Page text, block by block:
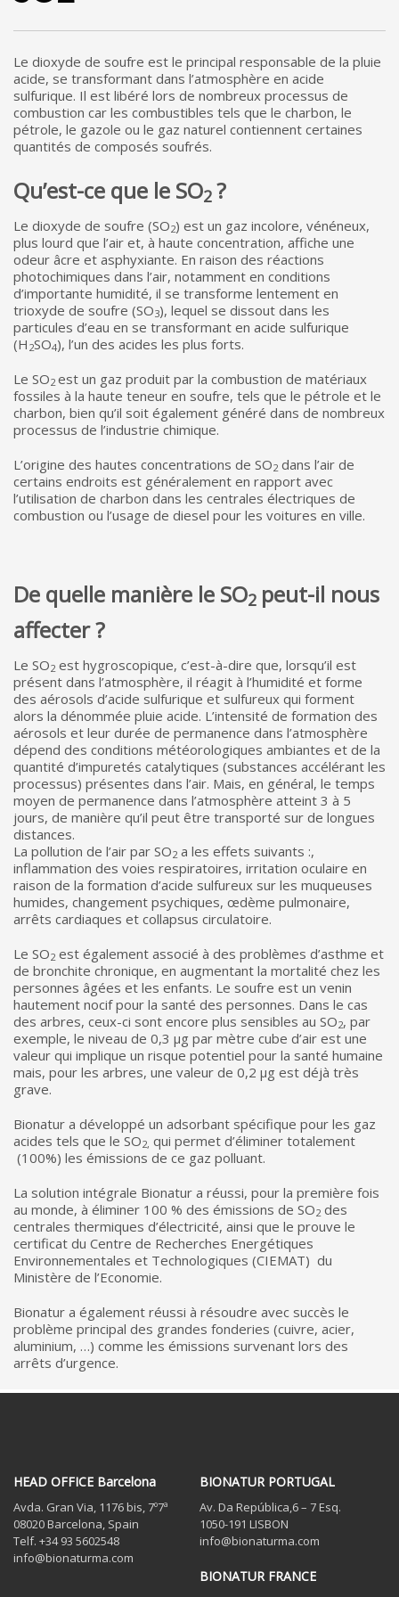
Le dioxyde de soufre est le principal responsable de la pluie
acide, se transformant dans l’atmosphère en acide
sulfurique. Il est libéré lors de nombreux processus de
combustion car les combustibles tels que le charbon, le
pétrole, le gazole ou le gaz naturel contiennent certaines
quantités de composés soufrés.
Qu’est-ce que le SO2 ?
Le dioxyde de soufre (SO2) est un gaz incolore, vénéneux,
plus lourd que l’air et, à haute concentration, affiche une
odeur âcre et asphyxiante. En raison des réactions
photochimiques dans l’air, notamment en conditions
d’importante humidité, il se transforme lentement en
trioxyde de soufre (SO3), lequel se dissout dans les
particules d’eau en se transformant en acide sulfurique
(H 2SO4), l’un des acides les plus forts.
Le SO2est un gaz produit par la combustion de matériaux
fossiles à la haute teneur en soufre, tels que le pétrole et le
charbon, bien qu’il soit également généré dans de nombreux
processus de l’industrie chimique.
L’origine des hautes concentrations de SO2 dans l’air de
certains endroits est généralement en rapport avec
l’utilisation de charbon dans les centrales électriques de
combustion ou l’usage de diesel pour les voitures en ville.
De quelle manière le SO2 peut-il nous
affecter ?
Le SO2 est hygroscopique, c’est-à-dire que, lorsqu’il est
présent dans l’atmosphère, il réagit à l’humidité et forme
des aérosols d’acide sulfurique et sulfureux qui forment
alors la dénommée pluie acide. L’intensité de formation des
aérosols et leur durée de permanence dans l’atmosphère
dépend des conditions météorologiques ambiantes et de la
quantité d’impuretés catalytiques (substances accélérant les
processus) présentes dans l’air. Mais, en général, le temps
moyen de permanence dans l’atmosphère atteint 3 à 5
jours, de manière qu’il peut être transporté sur de longues
distances.
La pollution de l’air par SO2 a les effets suivants :,
inflammation des voies respiratoires, irritation oculaire en
raison de la formation d’acide sulfureux sur les muqueuses
humides, changement psychiques, œdème pulmonaire,
arrêts cardiaques et collapsus circulatoire.
Le SO2 est également associé à des problèmes d’asthme et
de bronchite chronique, en augmentant la mortalité chez les
personnes âgées et les enfants. Le soufre est un venin
hautement nocif pour la santé des personnes. Dans le cas
des arbres, ceux-ci sont encore plus sensibles au SO2, par
exemple, le niveau de 0,3 µg par mètre cube d’air est une
valeur qui implique un risque potentiel pour la santé humaine
mais, pour les arbres, une valeur de 0,2 µg est déjà très
grave.
Bionatur a développé un adsorbant spécifique pour les gaz
acides tels que le SO2, qui permet d’éliminer totalement
(100%) les émissions de ce gaz polluant.
La solution intégrale Bionatur a réussi, pour la première fois
au monde, à éliminer 100 % des émissions de SO2 des
centrales thermiques d’électricité, ainsi que le prouve le
certificat du Centre de Recherches Energétiques
Environnementales et Technologiques (CIEMAT) du
Ministère de l’Economie.
Bionatur a également réussi à résoudre avec succès le
problème principal des grandes fonderies (cuivre, acier,
aluminium, …) comme les émissions survenant lors des
arrêts d’urgence.
HEAD OFFICE Barcelona
Avda. Gran Via, 1176 bis, 7º7ª
08020 Barcelona, Spain
Telf. +34 93 5602548
info@bionaturma.com
BIONATUR PORTUGAL
Av. Da República,6 – 7 Esq.
1050-191 LISBON
info@bionaturma.com
BIONATUR FRANCE